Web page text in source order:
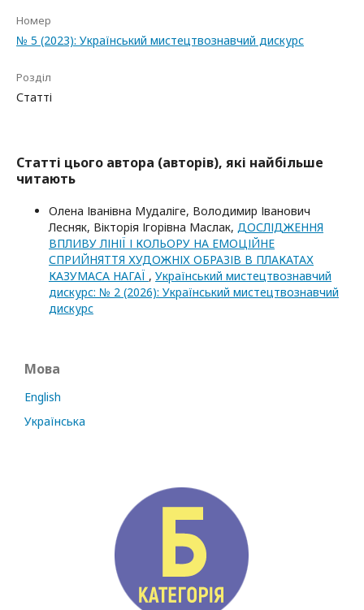
Номер
№ 5 (2023): Український мистецтвознавчий дискурс
Розділ
Статті
Статті цього автора (авторів), які найбільше
читають
Олена Іванівна Мудаліге, Володимир Іванович
Лесняк, Вікторія Ігорівна Маслак, ДОСЛІДЖЕННЯ
ВПЛИВУ ЛІНІЇ І КОЛЬОРУ НА ЕМОЦІЙНЕ
СПРИЙНЯТТЯ ХУДОЖНІХ ОБРАЗІВ В ПЛАКАТАХ
КАЗУМАСА НАГАЇ , Український мистецтвознавчий
дискурс: № 2 (2026): Український мистецтвознавчий
дискурс
Мова
English
Українська